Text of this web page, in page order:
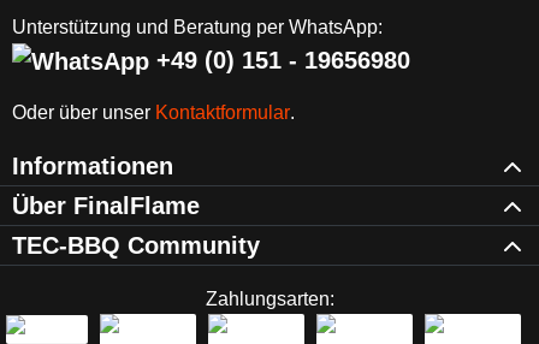
Unterstützung und Beratung per WhatsApp:
+49 (0) 151 - 19656980
Oder über unser Kontaktformular.
Informationen
Über FinalFlame
TEC-BBQ Community
Zahlungsarten: